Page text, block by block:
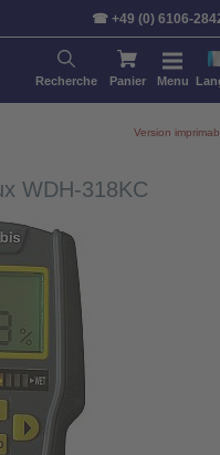
☎ +49 (0) 6106-
Recherche Panier Menu
Version
WDH-318KC